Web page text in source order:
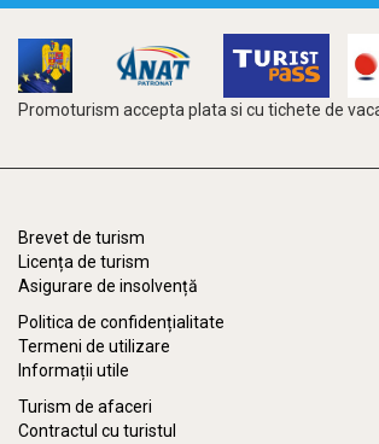
Promoturism accepta plata si cu tichete de
Brevet de turism
Licența de turism
Asigurare de insolvență
Politica de confidențialitate
Termeni de utilizare
Informații utile
Turism de afaceri
Contractul cu turistul